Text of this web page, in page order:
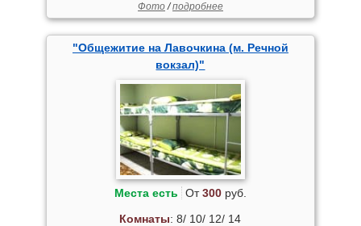
Фото/подробнее
"Общежитие на Лавочкина (м. Речной
вокзал)"
Места есть От300руб.
Комнаты: 8/ 10/ 12/ 14